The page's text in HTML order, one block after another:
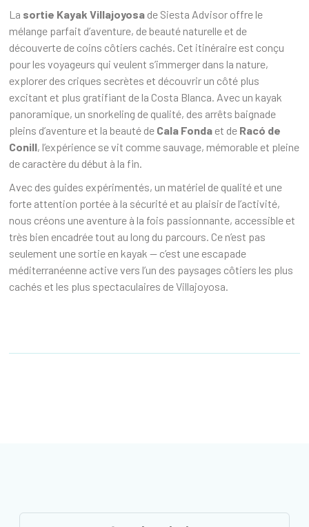
La sortie Kayak Villajoyosa de Siesta Advisor offre le
mélange parfait d’aventure, de beauté naturelle et de
découverte de coins côtiers cachés. Cet itinéraire est conçu
pour les voyageurs qui veulent s’immerger dans la nature,
explorer des criques secrètes et découvrir un côté plus
excitant et plus gratifiant de la Costa Blanca. Avec un kayak
panoramique, un snorkeling de qualité, des arrêts baignade
pleins d’aventure et la beauté de Cala Fonda et de Racó de
Conill, l’expérience se vit comme sauvage, mémorable et pleine
de caractère du début à la fin.
Avec des guides expérimentés, un matériel de qualité et une
forte attention portée à la sécurité et au plaisir de l’activité,
nous créons une aventure à la fois passionnante, accessible et
très bien encadrée tout au long du parcours. Ce n’est pas
seulement une sortie en kayak — c’est une escapade
méditerranéenne active vers l’un des paysages côtiers les plus
cachés et les plus spectaculaires de Villajoyosa.